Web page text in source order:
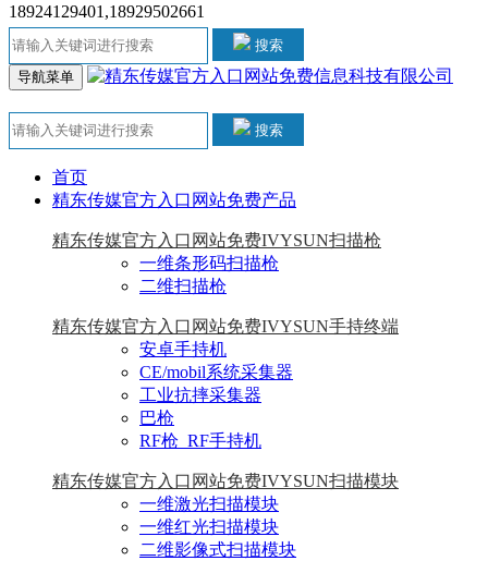
18924129401,18929502661
搜索
导航菜单
搜索
首页
精东传媒官方入口网站免费产品
精东传媒官方入口网站免费IVYSUN扫描枪
一维条形码扫描枪
二维扫描枪
精东传媒官方入口网站免费IVYSUN手持终端
安卓手持机
CE/mobil系统采集器
工业抗摔采集器
巴枪
RF枪_RF手持机
精东传媒官方入口网站免费IVYSUN扫描模块
一维激光扫描模块
一维红光扫描模块
二维影像式扫描模块